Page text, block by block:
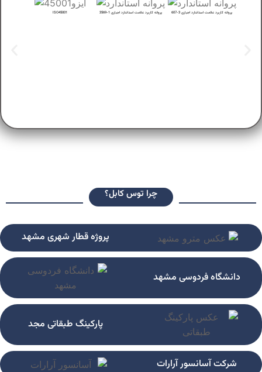
ISO45001 پروانه کاربرد علامت استاندارد اجباری 1-3569 پروانه کاربرد علامت استاندارد اجباری 3-607
چرا توس کابل؟
پروژه قطار شهری مشهد
دانشگاه فردوسی مشهد
پارکینگ طبقاتی مجد
شرکت آسانسور آرارات